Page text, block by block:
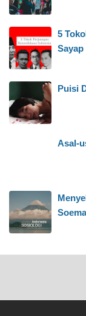
5
Puisi
Asal-